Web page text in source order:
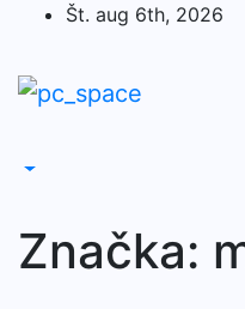
content
Št. aug 6th, 2026
Značka: